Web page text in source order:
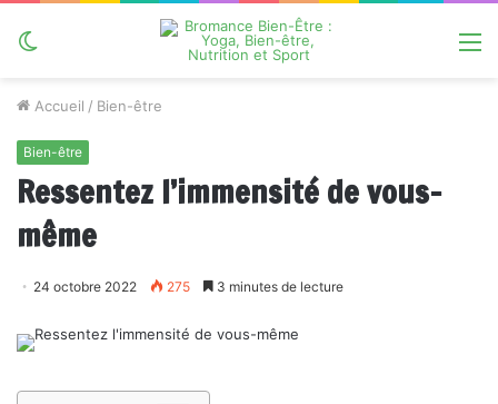
Accueil / Bien-être
Bien-être
Ressentez l’immensité de vous-
même
24 octobre 2022 275 3 minutes de lecture